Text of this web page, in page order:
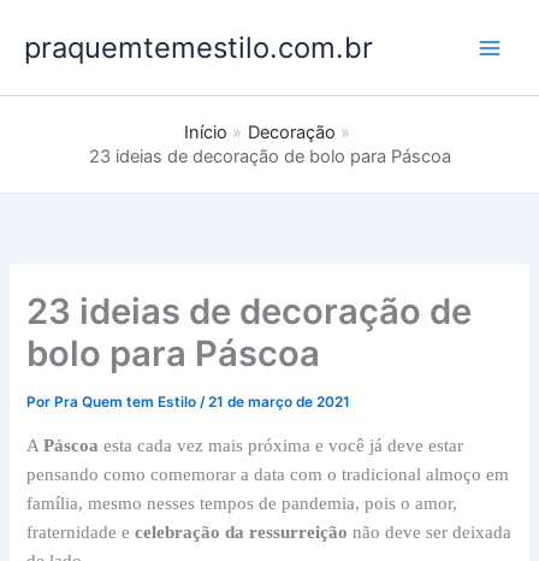
para
conteúdo
praquemtemestilo.com.br
Início
Decoração
23 ideias de decoração de bolo para Páscoa
23 ideias de decoração de
bolo para Páscoa
Por Pra Quem tem Estilo/21 de março de 2021
APáscoa esta cada vez mais próxima e você já deve estar
pensando como comemorar a data com o tradicional almoço em
família, mesmo nesses tempos de pandemia, pois o amor,
fraternidade ecelebração da ressurreição não deve ser deixada